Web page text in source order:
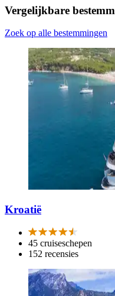
Vergelijkbare
Zoek op alle bestemmingen
Kroatië
45 cruiseschepen
152 recensies